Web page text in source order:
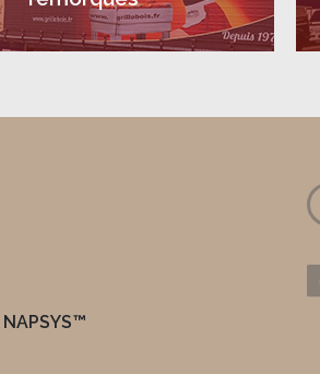
NAPSYS™